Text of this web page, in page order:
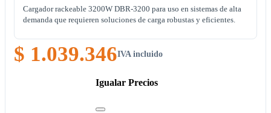
Cargador rackeable 3200W DBR-3200 para uso en sistemas de alta
demanda que requieren soluciones de carga robustas y eficientes.
$ 1.039.346IVA incluido
Igualar Precios